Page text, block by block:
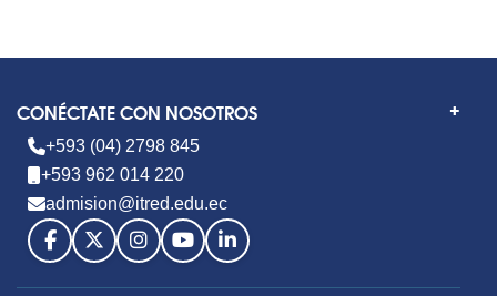
CONÉCTATE CON NOSOTROS
+593 (04) 2798 845
+593 962 014 220
admision@itred.edu.ec